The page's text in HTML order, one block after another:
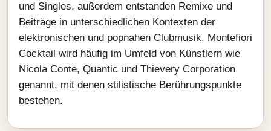
und Singles, außerdem entstanden Remixe und
Beiträge in unterschiedlichen Kontexten der
elektronischen und popnahen Clubmusik. Montefiori
Cocktail wird häufig im Umfeld von Künstlern wie
Nicola Conte, Quantic und Thievery Corporation
genannt, mit denen stilistische Berührungspunkte
bestehen.